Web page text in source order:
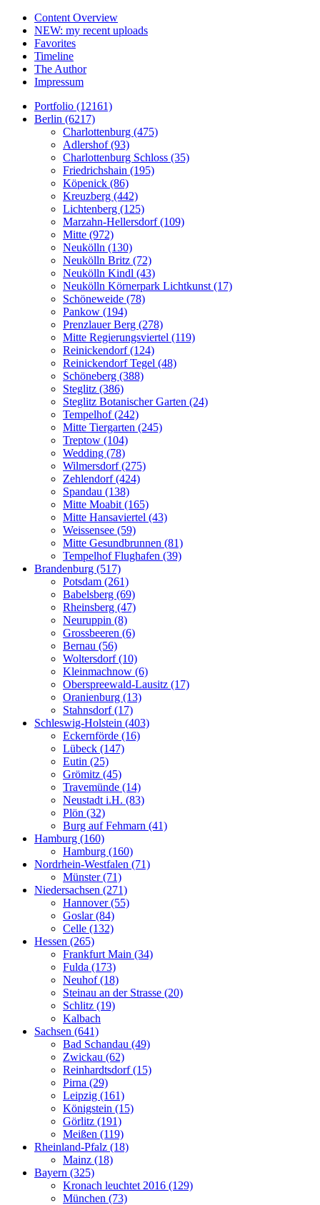
Content Overview
NEW: my recent uploads
Favorites
Timeline
The Author
Impressum
Portfolio (12161)
Berlin (6217)
Charlottenburg (475)
Adlershof (93)
Charlottenburg Schloss (35)
Friedrichshain (195)
Köpenick (86)
Kreuzberg (442)
Lichtenberg (125)
Marzahn-Hellersdorf (109)
Mitte (972)
Neukölln (130)
Neukölln Britz (72)
Neukölln Kindl (43)
Neukölln Körnerpark Lichtkunst (17)
Schöneweide (78)
Pankow (194)
Prenzlauer Berg (278)
Mitte Regierungsviertel (119)
Reinickendorf (124)
Reinickendorf Tegel (48)
Schöneberg (388)
Steglitz (386)
Steglitz Botanischer Garten (24)
Tempelhof (242)
Mitte Tiergarten (245)
Treptow (104)
Wedding (78)
Wilmersdorf (275)
Zehlendorf (424)
Spandau (138)
Mitte Moabit (165)
Mitte Hansaviertel (43)
Weissensee (59)
Mitte Gesundbrunnen (81)
Tempelhof Flughafen (39)
Brandenburg (517)
Potsdam (261)
Babelsberg (69)
Rheinsberg (47)
Neuruppin (8)
Grossbeeren (6)
Bernau (56)
Woltersdorf (10)
Kleinmachnow (6)
Oberspreewald-Lausitz (17)
Oranienburg (13)
Stahnsdorf (17)
Schleswig-Holstein (403)
Eckernförde (16)
Lübeck (147)
Eutin (25)
Grömitz (45)
Travemünde (14)
Neustadt i.H. (83)
Plön (32)
Burg auf Fehmarn (41)
Hamburg (160)
Hamburg (160)
Nordrhein-Westfalen (71)
Münster (71)
Niedersachsen (271)
Hannover (55)
Goslar (84)
Celle (132)
Hessen (265)
Frankfurt Main (34)
Fulda (173)
Neuhof (18)
Steinau an der Strasse (20)
Schlitz (19)
Kalbach
Sachsen (641)
Bad Schandau (49)
Zwickau (62)
Reinhardtsdorf (15)
Pirna (29)
Leipzig (161)
Königstein (15)
Görlitz (191)
Meißen (119)
Rheinland-Pfalz (18)
Mainz (18)
Bayern (325)
Kronach leuchtet 2016 (129)
München (73)